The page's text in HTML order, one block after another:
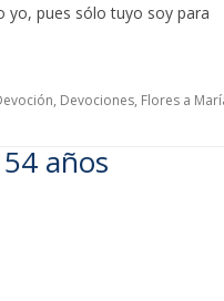
yo, pues sólo tuyo soy para
, Devociones, Flores a
años